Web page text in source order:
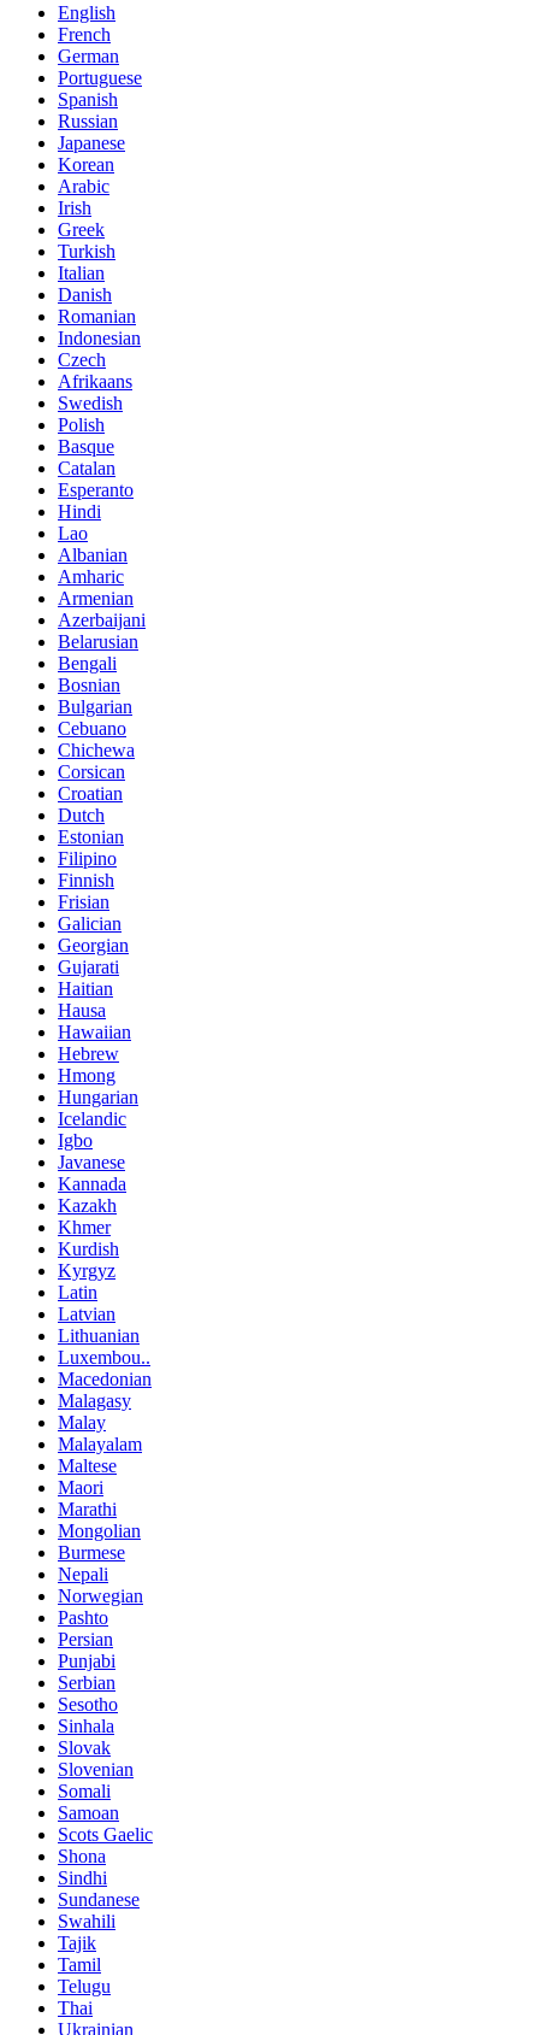
English
French
German
Portuguese
Spanish
Russian
Japanese
Korean
Arabic
Irish
Greek
Turkish
Italian
Danish
Romanian
Indonesian
Czech
Afrikaans
Swedish
Polish
Basque
Catalan
Esperanto
Hindi
Lao
Albanian
Amharic
Armenian
Azerbaijani
Belarusian
Bengali
Bosnian
Bulgarian
Cebuano
Chichewa
Corsican
Croatian
Dutch
Estonian
Filipino
Finnish
Frisian
Galician
Georgian
Gujarati
Haitian
Hausa
Hawaiian
Hebrew
Hmong
Hungarian
Icelandic
Igbo
Javanese
Kannada
Kazakh
Khmer
Kurdish
Kyrgyz
Latin
Latvian
Lithuanian
Luxembou..
Macedonian
Malagasy
Malay
Malayalam
Maltese
Maori
Marathi
Mongolian
Burmese
Nepali
Norwegian
Pashto
Persian
Punjabi
Serbian
Sesotho
Sinhala
Slovak
Slovenian
Somali
Samoan
Scots Gaelic
Shona
Sindhi
Sundanese
Swahili
Tajik
Tamil
Telugu
Thai
Ukrainian